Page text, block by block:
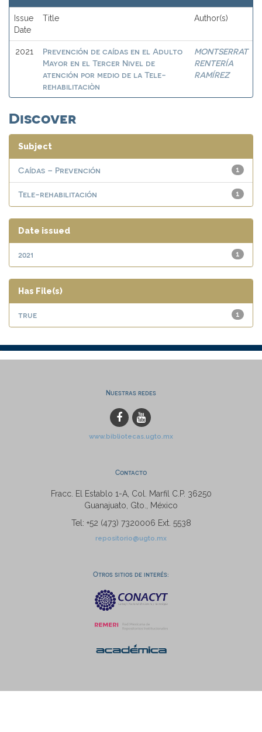
Issue
Date
Title Author(s)
2021
Prevención de caídas en el Adulto
Mayor en el Tercer Nivel de
atención por medio de la Tele-
rehabilitaciòn
MONTSERRAT
RENTERÍA
RAMÍREZ
Discover
Subject
1
Caídas – Prevención
1
Tele-rehabilitación
Date issued
1
2021
Has File(s)
1
true
Nuestras redes
www.bibliotecas.ugto.mx
Contacto
Fracc. El Establo 1-A, Col. Marfil C.P. 36250
Guanajuato, Gto., México
Tel: +52 (473) 7320006 Ext. 5538
repositorio@ugto.mx
Otros sitios de interés: